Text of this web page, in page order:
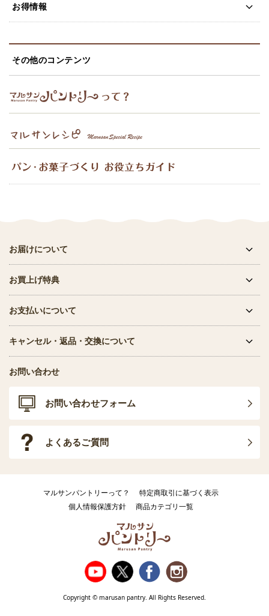
お得情報
その他のコンテンツ
お届けについて
お買上げ特典
お支払いについて
キャンセル・返品・交換について
お問い合わせ
お問い合わせフォーム
よくあるご質問
マルサンパントリーって？
特定商取引に基づく表示
個人情報保護方針
商品カテゴリ一覧
Copyright © marusan pantry. All Rights Reserved.